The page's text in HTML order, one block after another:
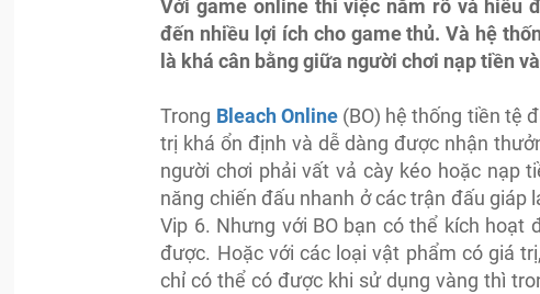
Với game online thì việc nắm rõ và hiểu
đến nhiều lợi ích cho game thủ. Và hệ
là khá cân bằng giữa người chơi nạp tiền
Trong Bleach Online(BO) hệ thống tiền tệ
trị khá ổn định và dễ dàng được nhận
người chơi phải vất vả cày kéo hoặc nạp
năng chiến đấu nhanh ở các trận đấu
Vip 6. Nhưng với BO bạn có thể kích
được. Hoặc với các loại vật phẩm có giá
chỉ có thể có được khi sử dụng vàng thì